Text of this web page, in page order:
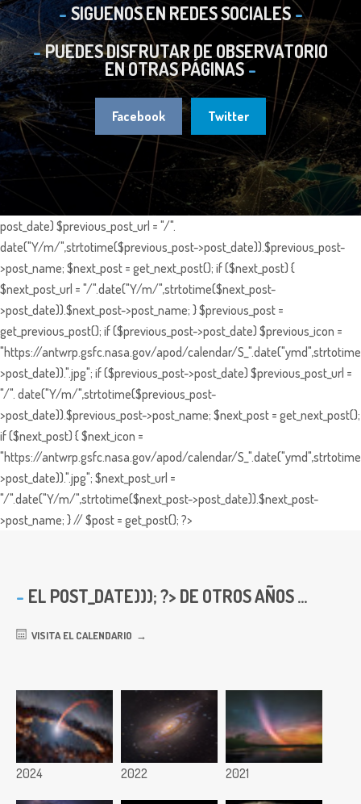
SIGUENOS EN REDES SOCIALES
PUEDES DISFRUTAR DE OBSERVATORIO
EN OTRAS PÁGINAS
Facebook Twitter
post_date) $previous_post_url = "/".
date("Y/m/",strtotime($previous_post->post_date)).$previous_post-
>post_name; $next_post = get_next_post(); if ($next_post) {
$next_post_url = "/".date("Y/m/",strtotime($next_post-
>post_date)).$next_post->post_name; } $previous_post =
get_previous_post(); if ($previous_post->post_date) $previous_icon =
"https://antwrp.gsfc.nasa.gov/apod/calendar/
>post_date)).".jpg"; if ($previous_post->post_date) $previous_post_url =
"/". date("Y/m/",strtotime($previous_post-
>post_date)).$previous_post->post_name; $next_post = get_next_post();
if ($next_post) { $next_icon =
"https://antwrp.gsfc.nasa.gov/apod/calendar/
>post_date)).".jpg"; $next_post_url =
"/".date("Y/m/",strtotime($next_post->post_date)).$next_post-
>post_name; } // $post = get_post(); ?>
EL POST_DATE))); ?> DE OTROS AÑOS ...
VISITA EL CALENDARIO
2024 2022 2021